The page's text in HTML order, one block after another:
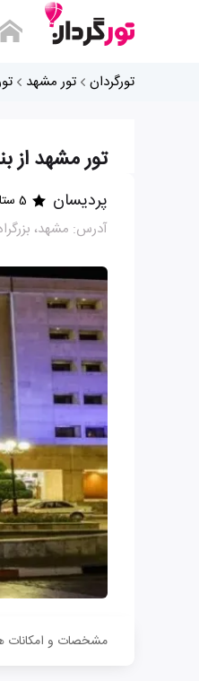
تورگردان تور مشهد
تور مشهد از
پردیسان 5 ستاره
آدرس: مشهد،
مشخصات و امکانات